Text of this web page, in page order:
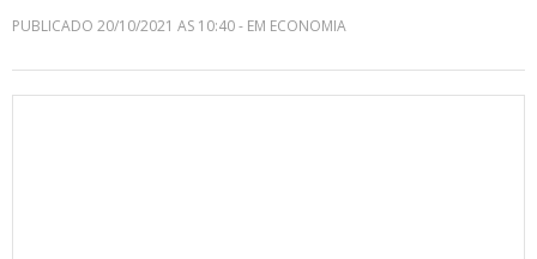
PUBLICADO 20/10/2021 AS 10:40 - EM ECONOMIA